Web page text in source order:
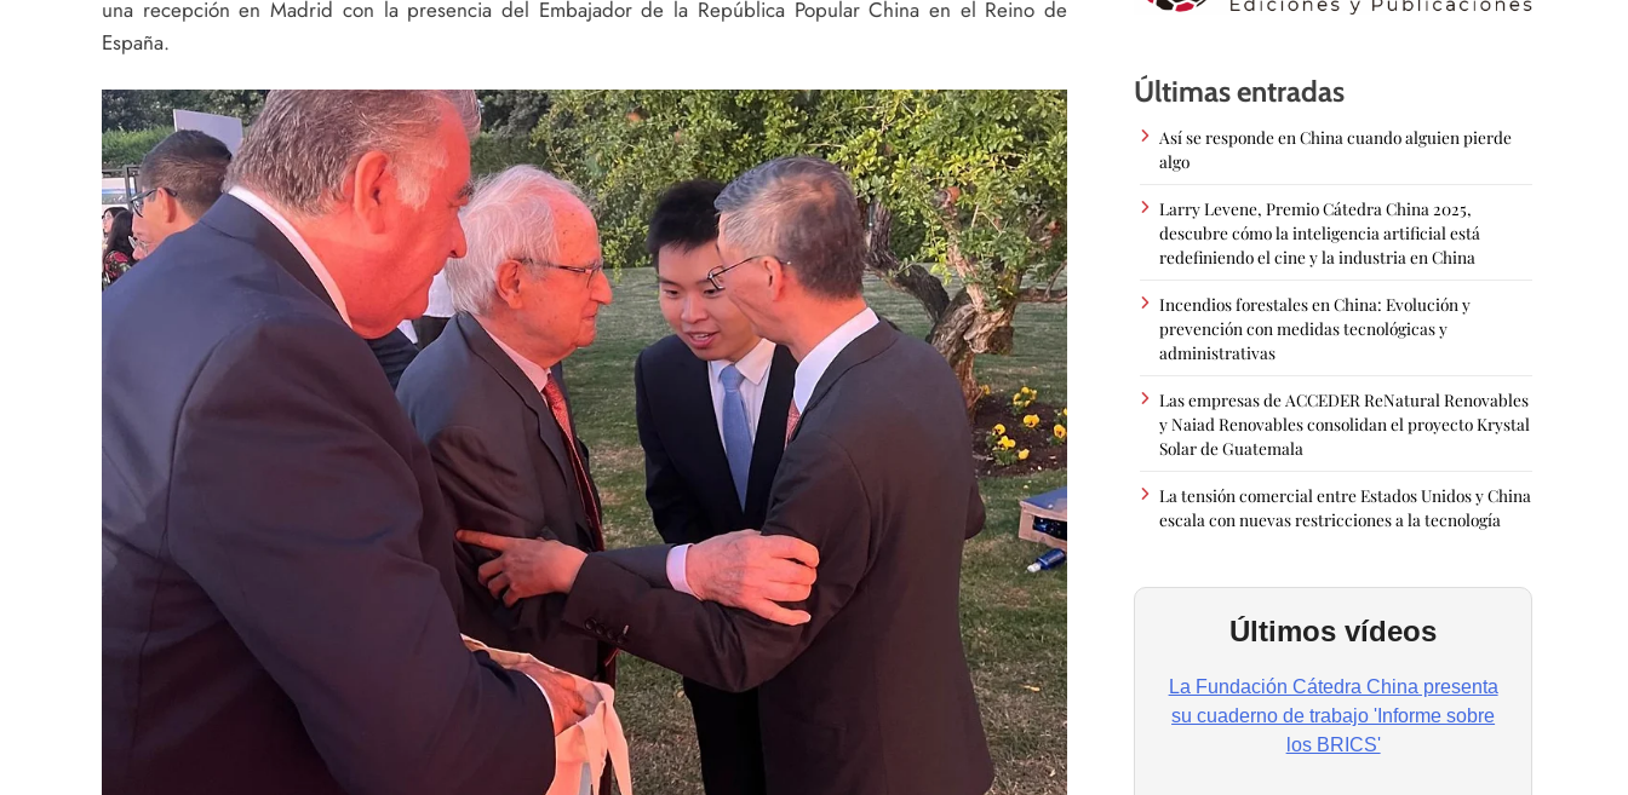
una recepción en Madrid con la presencia del Embajador de la República Popular China en el Reino de
España.
Últimas entradas
Así se responde en China cuando alguien pierde
algo
Larry Levene, Premio Cátedra China 2025,
descubre cómo la inteligencia artificial está
redefiniendo el cine y la industria en China
Incendios forestales en China: Evolución y
prevención con medidas tecnológicas y
administrativas
Las empresas de ACCEDER ReNatural Renovables
y Naiad Renovables consolidan el proyecto Krystal
Solar de Guatemala
La tensión comercial entre Estados Unidos y China
escala con nuevas restricciones a la tecnología
Últimos vídeos
La Fundación Cátedra China presenta
su cuaderno de trabajo 'Informe sobre
los BRICS'